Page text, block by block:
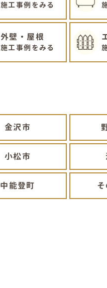
施工事例をみる
外壁・屋根
施工事例をみる
金沢市
小松市
中能登町